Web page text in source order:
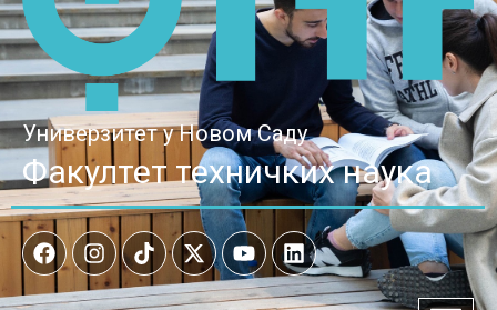
Универзитет у Новом Саду
Факултет техничких наука